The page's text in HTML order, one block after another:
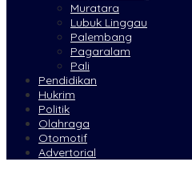
Muratara
Lubuk Linggau
Palembang
Pagaralam
Pali
Pendidikan
Hukrim
Politik
Olahraga
Otomotif
Advertorial